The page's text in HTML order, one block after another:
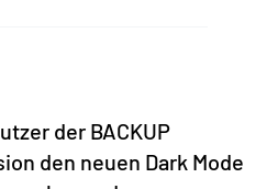
der BACKUP
den neuen Dark Mode